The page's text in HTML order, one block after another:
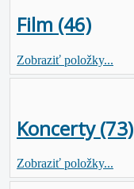
Film (46)
Zobraziť položky...
Koncerty (73)
Zobraziť položky...